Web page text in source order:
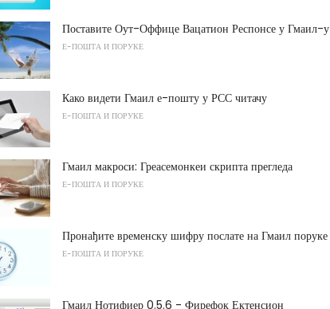
Поставите Оут-Оффице Вацатион Респонсе у Гмаил-у
Е-ПОШТА И ПОРУКЕ
Како видети Гмаил е-пошту у РСС читачу
Е-ПОШТА И ПОРУКЕ
Гмаил макроси: Греасемонкеи скрипта прегледа
Е-ПОШТА И ПОРУКЕ
Пронађите временску шифру послате на Гмаил поруке
Е-ПОШТА И ПОРУКЕ
Гмаил Нотифиер 0.5.6 - Фирефок Ектенсион